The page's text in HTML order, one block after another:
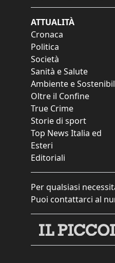
ATTUALITÀ
Cronaca
Politica
Società
Sanità e Salute
Ambiente e
Oltre il Confine
True Crime
Storie di sport
Top News Italia ed
Esteri
Editoriali
Per qualsiasi
Puoi contattarci al